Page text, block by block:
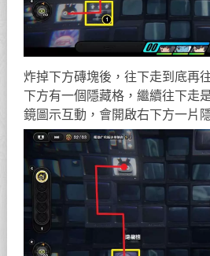
炸掉下方磚塊後，往下走到底再
下方有一個隱藏格，繼續往下走
鏡圖示互動，會開啟右下方一片